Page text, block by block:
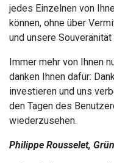
jedes Einzelnen von
können, ohne über
und unsere
Immer mehr von Ihnen
danken Ihnen dafür:
investieren und uns
den Tagen des
wiederzusehen.
Philippe Rousselet,